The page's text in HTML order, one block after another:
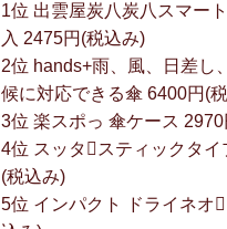
1位 出雲屋炭八炭八スマー
入 2475円(税込み)
2位 hands+雨、風、日差し
候に対応できる傘 6400円(
3位 楽スポっ 傘ケース
4位 スッタスティックタイ
(税込み)
5位 インパクト ドライネオ